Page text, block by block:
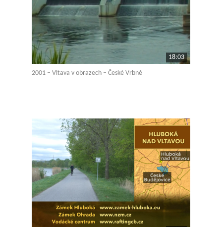
18:03
2001 – Vltava v obrazech – České Vrbné